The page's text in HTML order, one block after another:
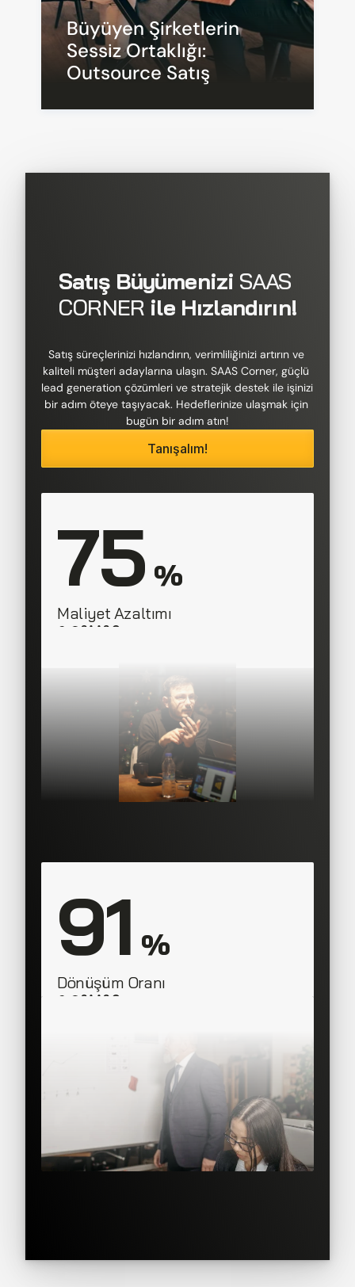
Büyüyen Şirketlerin
Sessiz Ortaklığı:
Outsource Satış
Satış Büyümenizi SAAS
CORNER ile Hızlandırın!
Satış süreçlerinizi hızlandırın, verimliliğinizi artırın ve
kaliteli müşteri adaylarına ulaşın. SAAS Corner, güçlü
lead generation çözümleri ve stratejik destek ile işinizi
bir adım öteye taşıyacak. Hedeflerinize ulaşmak için
bugün bir adım atın!
Tanışalım!
75 %
Maliyet Azaltımı
SAAS Corner
91 %
Dönüşüm Oranı
SAAS Corner